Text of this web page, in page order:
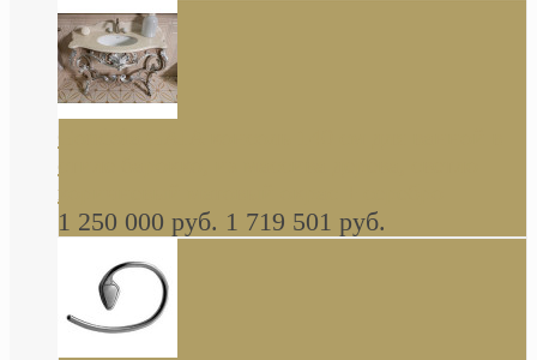
стиле барокко, из массива дерева, светло
коричневый матовый окрас + серебро
1 250 000 руб. 1 719 501 руб.